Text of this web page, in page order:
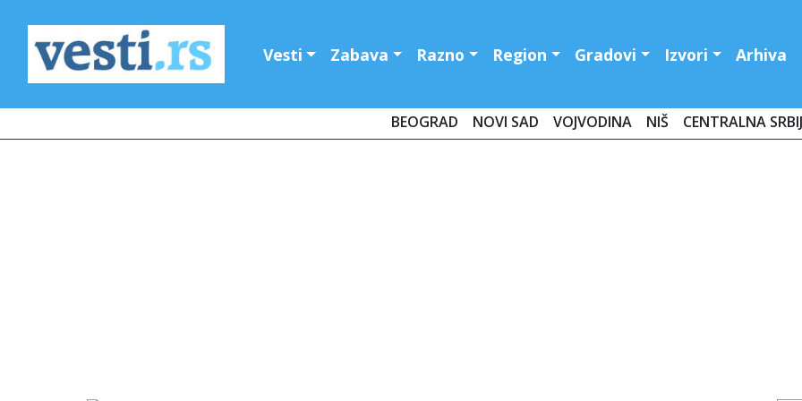
Vesti Zabava Razno Region Gradovi Izvori Arhiva
BEOGRAD NOVI SAD VOJVODINA NIŠ CENTRALNA